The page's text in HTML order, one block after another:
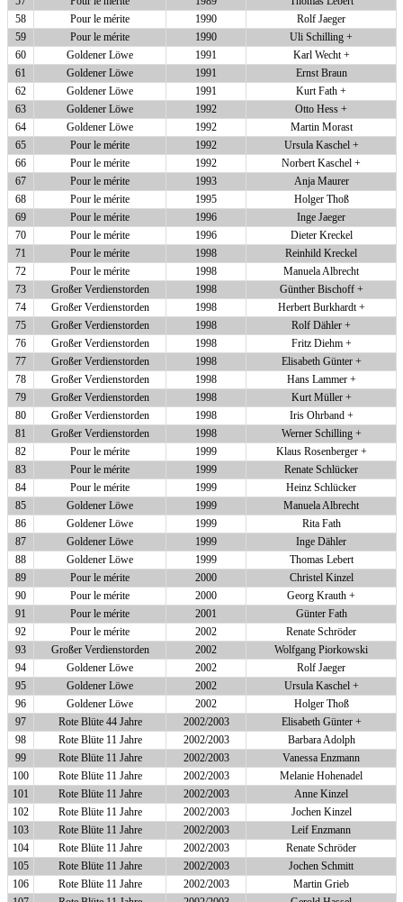
58
Pour le mérite 1990
Rolf Jaeger
59
Pour le mérite 1990
Uli Schilling +
60
Goldener Löwe 1991
Karl Wecht +
61
Goldener Löwe 1991
Ernst Braun
62
Goldener Löwe 1991
Kurt Fath +
63
Goldener Löwe 1992
Otto Hess +
64
Goldener Löwe 1992
Martin Morast
65
Pour le mérite 1992
Ursula Kaschel +
66
Pour le mérite 1992
Norbert Kaschel +
67
Pour le mérite 1993
Anja Maurer
68
Pour le mérite 1995
Holger Thoß
69
Pour le mérite 1996
Inge Jaeger
70
Pour le mérite 1996
Dieter Kreckel
71
Pour le mérite 1998
Reinhild Kreckel
72
Pour le mérite 1998
Manuela Albrecht
73
Großer Verdienstorden 1998
Günther Bischoff +
74
Großer Verdienstorden 1998
Herbert Burkhardt +
75
Großer Verdienstorden 1998
Rolf Dähler +
76
Großer Verdienstorden 1998
Fritz Diehm +
77
Großer Verdienstorden 1998
Elisabeth Günter +
78
Großer Verdienstorden 1998
Hans Lammer +
79
Großer Verdienstorden 1998
Kurt Müller +
80
Großer Verdienstorden 1998
Iris Ohrband +
81
Großer Verdienstorden 1998
Werner Schilling +
82
Pour le mérite 1999
Klaus Rosenberger +
83
Pour le mérite 1999
Renate Schlücker
84
Pour le mérite 1999
Heinz Schlücker
85
Goldener Löwe 1999
Manuela Albrecht
86
Goldener Löwe 1999
Rita Fath
87
Goldener Löwe 1999
Inge Dähler
88
Goldener Löwe 1999
Thomas Lebert
89
Pour le mérite 2000
Christel Kinzel
90
Pour le mérite 2000
Georg Krauth +
91
Pour le mérite 2001
Günter Fath
92
Pour le mérite 2002
Renate Schröder
93
Großer Verdienstorden 2002
Wolfgang Piorkowski
94
Goldener Löwe 2002
Rolf Jaeger
95
Goldener Löwe 2002
Ursula Kaschel +
96
Goldener Löwe 2002
Holger Thoß
97
Rote Blüte 44 Jahre 2002/2003
Elisabeth Günter +
98
Rote Blüte 11 Jahre 2002/2003
Barbara Adolph
99
Rote Blüte 11 Jahre 2002/2003
Vanessa Enzmann
100
Rote Blüte 11 Jahre 2002/2003
Melanie Hohenadel
101
Rote Blüte 11 Jahre 2002/2003
Anne Kinzel
102
Rote Blüte 11 Jahre 2002/2003
Jochen Kinzel
103
Rote Blüte 11 Jahre 2002/2003
Leif Enzmann
104
Rote Blüte 11 Jahre 2002/2003
Renate Schröder
105
Rote Blüte 11 Jahre 2002/2003
Jochen Schmitt
106
Rote Blüte 11 Jahre 2002/2003
Martin Grieb